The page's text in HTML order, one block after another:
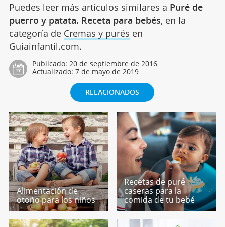
Puedes leer más artículos similares a Puré de
puerro y patata. Receta para bebés, en la
categoría de Cremas y purés en
Guiainfantil.com.
Publicado: 20 de septiembre de 2016
Actualizado: 7 de mayo de 2019
RELACIONADOS
Alimentación de
otoño para los niños
Recetas de puré
caseras para la
comida de tu bebé